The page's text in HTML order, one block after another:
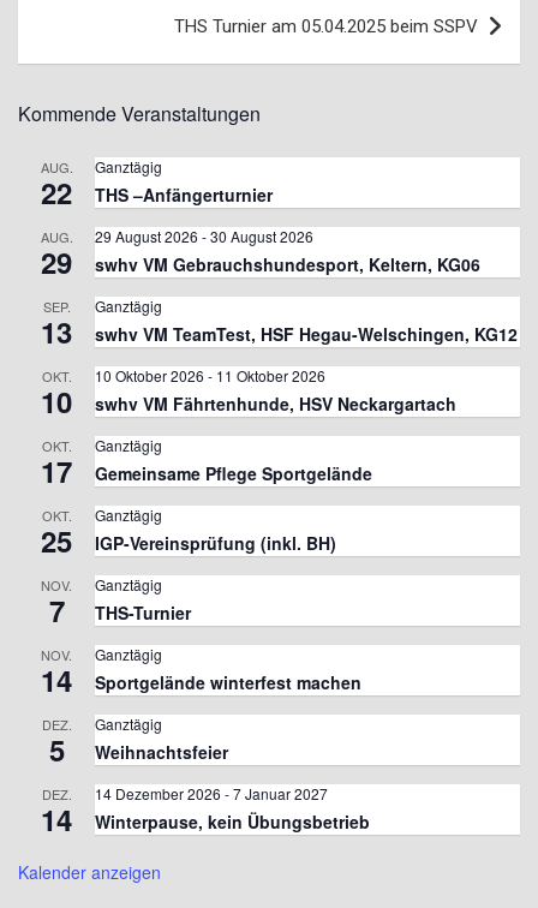
THS Turnier am 05.04.2025 beim SSPV
Kommende Veranstaltungen
AUG.
22
Ganztägig
THS –Anfängerturnier
AUG.
29
29 August 2026 -30 August 2026
swhv VM Gebrauchshundesport, Keltern, KG06
SEP.
13
Ganztägig
swhv VM TeamTest, HSF Hegau-Welschingen, KG12
OKT.
10
10 Oktober 2026 - 11 Oktober 2026
swhv VM Fährtenhunde, HSV Neckargartach
OKT.
17
Ganztägig
Gemeinsame Pflege Sportgelände
OKT.
25
Ganztägig
IGP-Vereinsprüfung (inkl. BH)
NOV.
7
Ganztägig
THS-Turnier
NOV.
14
Ganztägig
Sportgelände winterfest machen
DEZ.
5
Ganztägig
Weihnachtsfeier
DEZ.
14
14 Dezember 2026 -7 Januar 2027
Winterpause, kein Übungsbetrieb
Kalender anzeigen